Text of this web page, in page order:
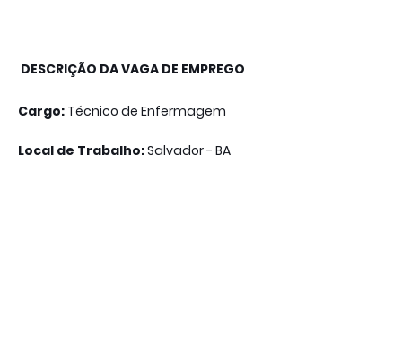
DESCRIÇÃO DA VAGA DE EMPREGO
Cargo: Técnico de Enfermagem
Local de Trabalho:Salvador - BA